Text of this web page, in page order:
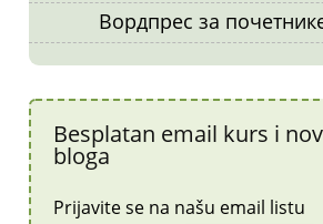
Вордпрес за
Besplatan email kurs i
bloga
Prijavite se na našu email listu